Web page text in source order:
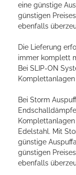
eine günstige
günstigen
ebenfalls
Die Lieferung
immer komplett
Bei SLIP-ON
Bei Storm
Edelstahl. Mit
günstige
günstigen
ebenfalls